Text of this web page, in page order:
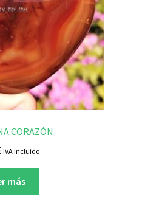
CORAZÓN
IVA incluido
más